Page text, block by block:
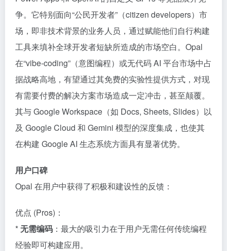
争。它特别面向“公民开发者”（citizen developers）市
场，即非技术背景的业务人员，通过赋能他们自行构建
工具来填补全球开发者短缺所造成的市场空白。Opal
在“vibe-coding”（意图编程）或无代码 AI 平台市场中占
据战略高地，有望通过其免费的实验性提供方式，对现
有需要付费的解决方案市场造成一定冲击，甚至颠覆。
其与 Google Workspace（如 Docs, Sheets, Slides）以
及 Google Cloud 和 Gemini 模型的深度集成，也使其
在构建 Google AI 生态系统方面具有显著优势。
用户口碑
Opal 在用户中获得了积极和建设性的反馈：
优点 (Pros)：
*无需编码 ：最大的吸引力在于用户无需任何传统编程
经验即可构建应用。